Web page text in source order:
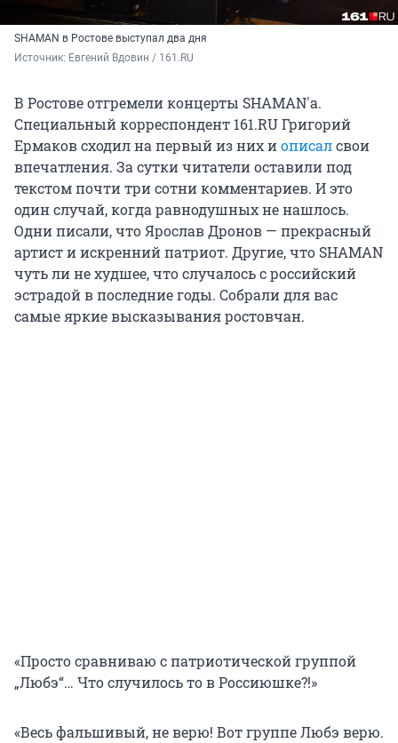
SHAMAN в Ростове выступал два дня
Источник: Евгений Вдовин / 161.RU
В Ростове отгремели концерты SHAMAN'а.
Специальный корреспондент 161.RU Григорий
Ермаков сходил на первый из них иописалсвои
впечатления. За сутки читатели оставили под
текстом почти три сотни комментариев. И это
один случай, когда равнодушных не нашлось.
Одни писали, что Ярослав Дронов — прекрасный
артист и искренний патриот. Другие, что SHAMAN
чуть ли не худшее, что случалось с российский
эстрадой в последние годы. Собрали для вас
самые яркие высказывания ростовчан.
«Просто сравниваю с патриотической группой
„Любэ“… Что случилось то в Россиюшке?!»
«Весь фальшивый, не верю! Вот группе Любэ верю.